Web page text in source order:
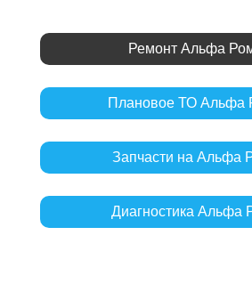
Ремонт Альфа
Плановое ТО Альфа
Запчасти на Альфа
Диагностика Альфа